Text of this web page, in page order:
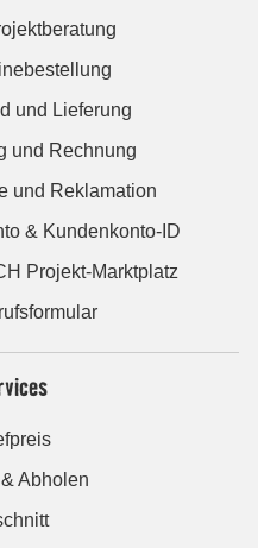
und Lieferung
und Rechnung
und Reklamation
& Kundenkonto-ID
Projekt-Marktplatz
Abholen